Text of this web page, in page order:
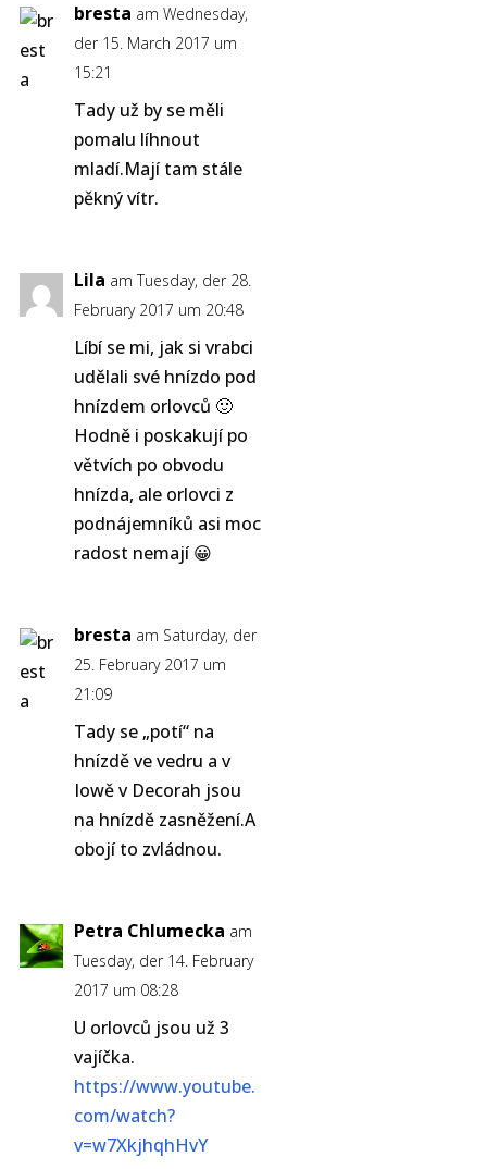
bresta am Wednesday,
der 15. March 2017 um
15:21
Tady už by se měli
pomalu líhnout
mladí.Mají tam stále
pěkný vítr.
Lila am Tuesday, der 28.
February 2017 um 20:48
Líbí se mi, jak si vrabci
udělali své hnízdo pod
hnízdem orlovců 🙂
Hodně i poskakují po
větvích po obvodu
hnízda, ale orlovci z
podnájemníků asi moc
radost nemají 😀
bresta am Saturday, der
25. February 2017 um
21:09
Tady se „potí“ na
hnízdě ve vedru a v
Iowě v Decorah jsou
na hnízdě zasněžení.A
obojí to zvládnou.
Petra Chlumecka am
Tuesday, der 14. February
2017 um 08:28
U orlovců jsou už 3
vajíčka.
https://www.youtube.
com/watch?
v=w7XkjhqhHvY